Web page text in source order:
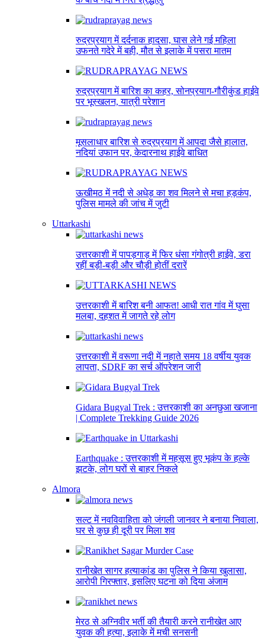
रुद्रप्रयाग में दर्दनाक हादसा, घास लेने गई महिला
उफनते गदेरे में बही, मौत से इलाके में पसरा मातम
रुद्रप्रयाग में बारिश का कहर, सोनप्रयाग-गौरीकुंड हाईवे
पर भूस्खलन, यात्री परेशान
मूसलाधार बारिश से रुद्रप्रयाग में आपदा जैसे हालात,
नदियां उफान पर, केदारनाथ हाईवे बाधित
ऊखीमठ में नदी से अधेड़ का शव मिलने से मचा हड़कंप,
पुलिस मामले की जांच में जुटी
Uttarkashi
उत्तरकाशी में पापड़गाड़ में फिर धंसा गंगोत्री हाईवे, डरा
रहीं बड़ी-बड़ी और चौड़ी होतीं दरारें
उत्तरकाशी में बारिश बनी आफत! आधी रात गांव में घुसा
मलबा, दहशत में जागते रहे लोग
उत्तरकाशी में वरूणा नदी में नहाते समय 18 वर्षीय युवक
लापता, SDRF का सर्च ऑपरेशन जारी
Gidara Bugyal Trek : उत्तरकाशी का अनछुआ खजाना
| Complete Trekking Guide 2026
Earthquake : उत्तरकाशी में महसूस हुए भूकंप के हल्के
झटके, लोग घरों से बाहर निकले
Almora
सल्ट में नवविवाहिता को जंगली जानवर ने बनाया निवाला,
घर से कुछ ही दूरी पर मिला शव
रानीखेत सागर हत्याकांड का पुलिस ने किया खुलासा,
आरोपी गिरफ्तार, इसलिए घटना को दिया अंजाम
मेरठ से अग्निवीर भर्ती की तैयारी करने रानीखेत आए
युवक की हत्या, इलाके में मची सनसनी